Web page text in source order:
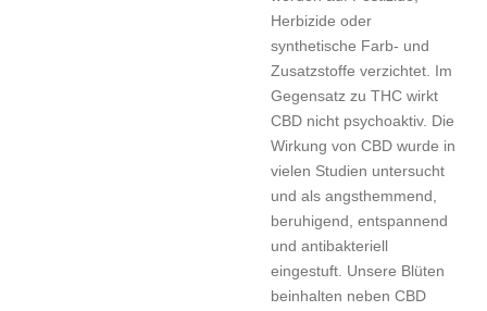
Herbizide oder
synthetische Farb- und
Zusatzstoffe verzichtet. Im
Gegensatz zu THC wirkt
CBD nicht psychoaktiv. Die
Wirkung von CBD wurde in
vielen Studien untersucht
und als angsthemmend,
beruhigend, entspannend
und antibakteriell
eingestuft. Unsere Blüten
beinhalten neben CBD